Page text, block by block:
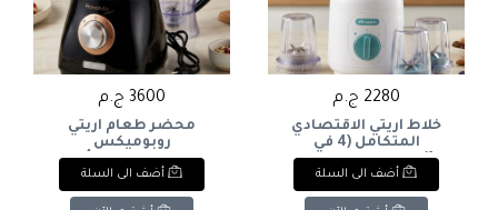
2280 ج.م
خلاط أريتي الاقتصادي
المتكامل (4 في
1):بساطة التصميم
وكفاءة الأداء في جهاز
واحد بقوة 500 وات مع
أضف الى السلة
3600 ج.م
محضر طعام أريتي
روبوميكس
المدمج:تصميم أنيق
وموفر للمساحة مع دورق
خلاط مستقل، مثالي
أضف الى السلة